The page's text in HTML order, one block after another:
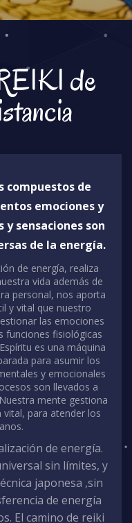
de
compuestos de
emociones y
sensaciones son
de la energía.
de energía, realiza
vida además de
personal, nos aporta
y vital que nuestro
las emociones
funciones fisiológicas
es una máquina
para asumir los
y emocionales
son llevados a
mente gestiona
vital, para atender los
de energía.
sin límites, y
japonesa ,sin
de energía
El camino de reiki